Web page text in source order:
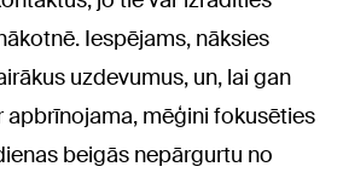
Iespējams, nāksies
uzdevumus, un, lai gan
apbrīnojama, mēģini fokusēties
beigās nepārgurtu no